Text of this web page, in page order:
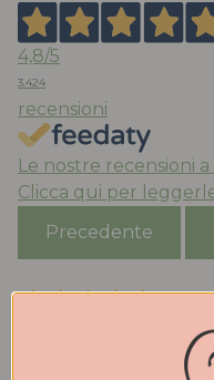
4,8/5
3.424
recensioni
Le nostre recensioni a
Clicca qui per
Precedente
Acquistato ballerine